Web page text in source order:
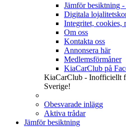
Jämför besiktning
Digitala
Integritet,
Om oss
Kontakta oss
Annonsera här
Medlemsförmåner
KiaCarClub på
KiaCarClub - Inofficiellt
Sverige!
Obesvarade inlägg
Aktiva trådar
Jämför besiktning